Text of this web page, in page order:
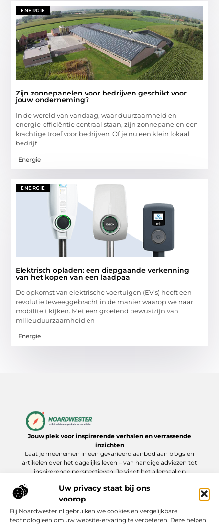
Uw privacy staat bij ons
voorop
Bij Noardwester.nl gebruiken we cookies en vergelijkbare
technologieën om uw website-ervaring te verbeteren. Deze helpen
ENERGIE
Zijn zonnepanelen voor bedrijven geschikt voor
jouw onderneming?
In de wereld van vandaag, waar duurzaamheid en
energie-efficiëntie centraal staan, zijn zonnepanelen een
krachtige troef voor bedrijven. Of je nu een klein lokaal
bedrijf
Energie
ENERGIE
Elektrisch opladen: een diepgaande verkenning
van het kopen van een laadpaal
De opkomst van elektrische voertuigen (EV’s) heeft een
revolutie teweeggebracht in de manier waarop we naar
mobiliteit kijken. Met een groeiend bewustzijn van
milieuduurzaamheid en
Energie
Jouw plek voor inspirerende verhalen en verrassende
inzichten
Laat je meenemen in een gevarieerd aanbod aan blogs en
artikelen over het dagelijks leven – van handige adviezen tot
inspirerende perspectieven. Je vindt het allemaal op
Onze informatie